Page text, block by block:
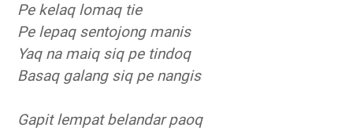
Pe kelaq lomaq tie
Pe lepaq sentojong manis
Yaq na maiq siq pe tindoq
Basaq galang siq pe nangis
Gapit lempat belandar paoq